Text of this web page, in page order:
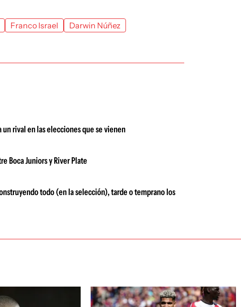
Franco Israel
Darwin Núñez
rival en las elecciones que se vienen
Boca Juniors y River Plate
todo (en la selección), tarde o temprano los